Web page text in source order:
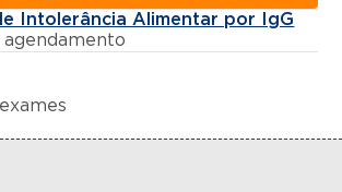
Intolerância Alimentar por IgG
agendamento